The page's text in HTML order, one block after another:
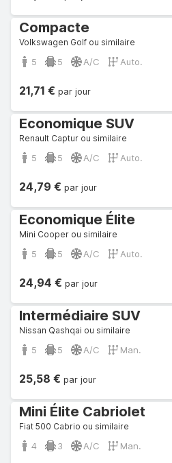
Compacte
Volkswagen Golf ou similaire
5 5 A/C Auto.
21,71 € par jour
Economique SUV
Renault Captur ou similaire
5 5 A/C Auto.
24,79 € par jour
Economique Élite
Mini Cooper ou similaire
5 5 A/C Auto.
24,94 € par jour
Intermédiaire SUV
Nissan Qashqai ou similaire
5 5 A/C Man.
25,58 € par jour
Mini Élite Cabriolet
Fiat 500 Cabrio ou similaire
4 3 A/C Man.